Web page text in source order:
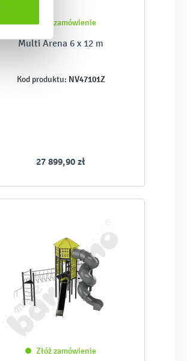
Złóż zamówienie
Multi Arena 6 x 12 m
Kod produktu: NV47101Z
27 899,90 zł
Złóż zamówienie